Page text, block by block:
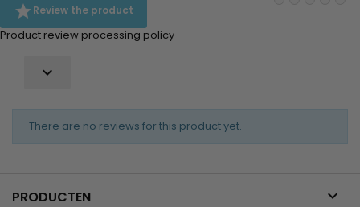
Review the product
Product review processing policy

There are no reviews for this product yet.
PRODUCTEN 